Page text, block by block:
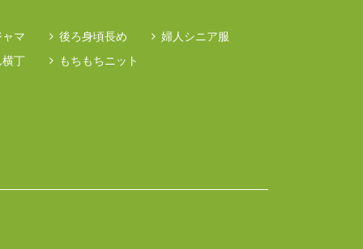
マ 後ろ身頃長め
婦人シニア服
横丁
もちもちニット